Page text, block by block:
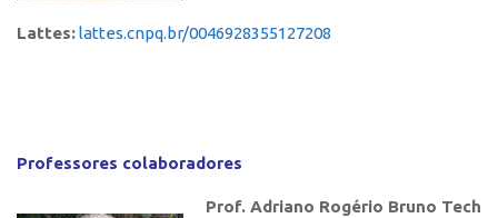
Localização
Lattes:lattes.cnpq.br/0046928355127208
Professores colaboradores
Prof. Adriano Rogério Bruno Tech